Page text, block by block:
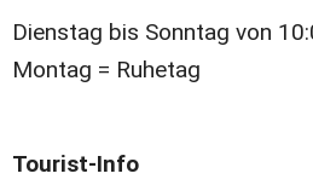
Dienstag bis Sonntag von
Montag = Ruhetag
Tourist-Info